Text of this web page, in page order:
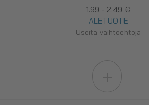
1.99 - 2.49 €
ALETUOTE
Useita vaihtoehtoja